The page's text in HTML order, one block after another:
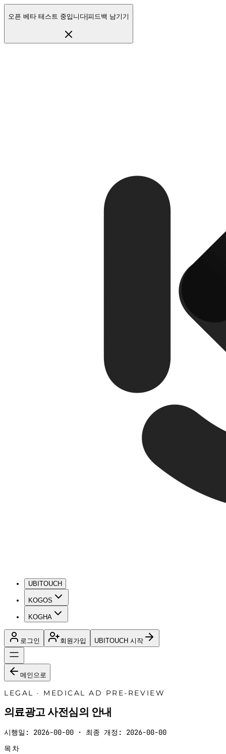
오픈 베타 테스트 중입니다 피드백 남기기
UBITOUCH
KOGOS
KOGHA
로그인 회원가입 UBITOUCH 시작
메인으로
LEGAL · MEDICAL AD PRE-REVIEW
의료광고 사전심의 안내
시행일: 2026-00-00 · 최종 개정: 2026-00-00
목차